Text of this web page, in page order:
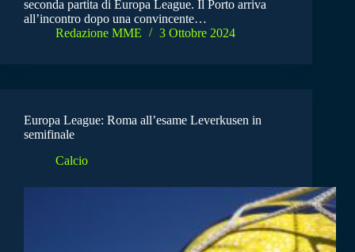
seconda partita di Europa League. Il Porto arriva
all’incontro dopo una convincente…
Redazione MME
3 Ottobre 2024
Europa League: Roma all’esame Leverkusen in
semifinale
Calcio